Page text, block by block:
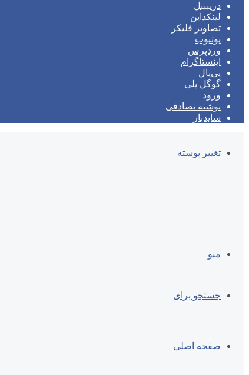
دریبببل
لینکداین
تصاویر فلیکر
یوتیوب
وردپرس
اینستاگرام
پی‌پال
گوگل پلی
ورود
نوشته تصادفی
سایدبار
تغییر پوسته
منو
جستجو برای
صفحه اصلی